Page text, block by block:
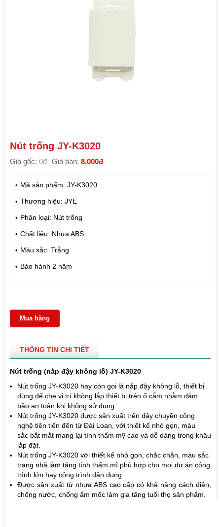
Nút trống JY-K3020
Giá gốc: 0đ Giá bán: 8,000đ
Mã sản phẩm: JY-K3020
Thương hiệu: JYE
Phân loại: Nút trống
Chất liệu: Nhựa ABS
Màu sắc: Trắng
Bảo hành 2 năm
Mua hàng
THÔNG TIN CHI TIẾT
Nút trống (nắp đậy không lỗ) JY-K3020
Nút trống JY-K3020 hay còn gọi là nắp đậy không lỗ, thiết bị
dùng để che vị trí không lắp thiết bị trên ổ cắm nhằm đảm
bảo an toàn khi không sử dụng.
Nút trống JY-K3020 được sản xuất trên dây chuyền công
nghệ tiên tiến đến từ Đài Loan, với thiết kế nhỏ gọn, màu
sắc bắt mắt mang lại tính thẩm mỹ cao và dễ dàng trong khâu
lắp đặt.
Nút trống JY-K3020 với thiết kế nhỏ gọn, chắc chắn, màu sắc
trang nhã làm tăng tính thẩm mĩ phù hợp cho mọi dự án công
trình lớn hay công trình dân dụng.
Được sản xuất từ nhựa ABS cao cấp có khả năng cách điện,
chống nước, chống ẩm mốc làm gia tăng tuổi thọ sản phẩm.